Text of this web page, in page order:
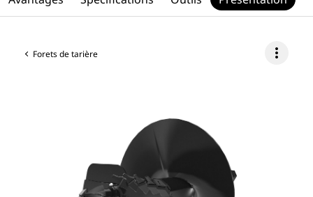
Forets de tarière more_vert